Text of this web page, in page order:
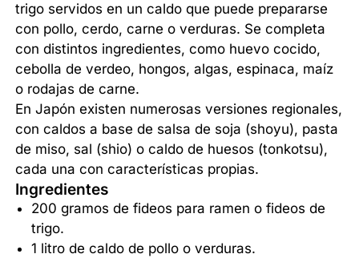
trigo servidos en un caldo que puede prepararse
con pollo, cerdo, carne o verduras. Se completa
con distintos ingredientes, como huevo cocido,
cebolla de verdeo, hongos, algas, espinaca, maíz
o rodajas de carne.
En Japón existen numerosas versiones regionales,
con caldos a base de salsa de soja (shoyu), pasta
de miso, sal (shio) o caldo de huesos (tonkotsu),
cada una con características propias.
Ingredientes
200 gramos de fideos para ramen o fideos de
trigo.
1 litro de caldo de pollo o verduras.